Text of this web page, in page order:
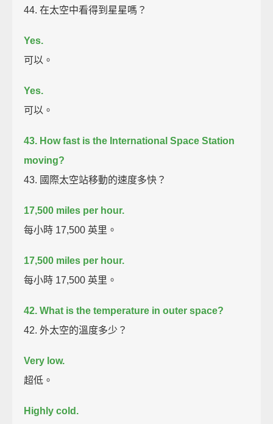
44. 在太空中看得到星星嗎？
Yes.
可以。
Yes.
可以。
43. How fast is the International Space Station
moving?
43. 國際太空站移動的速度多快？
17,500 miles per hour.
每小時 17,500 英里。
17,500 miles per hour.
每小時 17,500 英里。
42. What is the temperature in outer space?
42. 外太空的溫度多少？
Very low.
超低。
Highly cold.